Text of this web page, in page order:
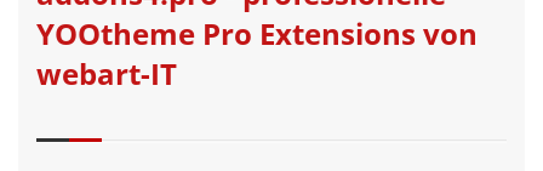
YOOtheme Pro Extensions von
webart-IT